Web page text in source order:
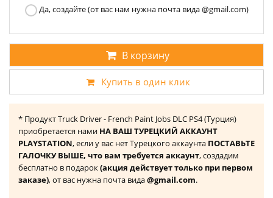
Да, создайте (от вас нам нужна почта вида @gmail.com)
В корзину
Купить в один клик
* Продукт Truck Driver - French Paint Jobs DLC PS4 (Турция)
приобретается нами НА ВАШ ТУРЕЦКИЙ АККАУНТ
PLAYSTATION, если у вас нет Турецкого аккаунта ПОСТАВЬТЕ
ГАЛОЧКУ ВЫШЕ, что вам требуется аккаунт, создадим
бесплатно в подарок(акция действует только при первом
заказе), от вас нужна почта вида@gmail.com.